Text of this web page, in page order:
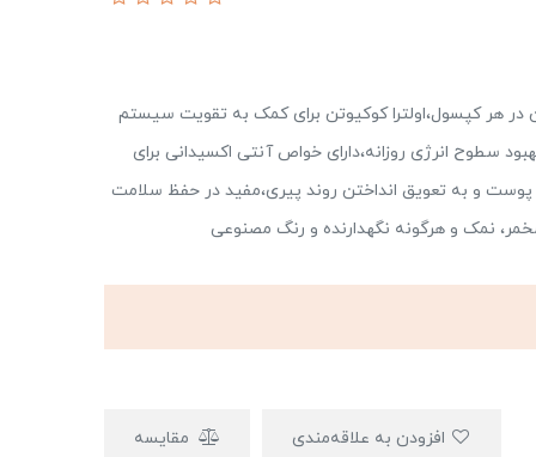
گرم کوآنزیم کیوتن در هر کپسول،اولترا کوکیوتن برای کمک به تقویت سیستم
سطوح انرژی روزانه،دارای خواص آنتی اکسیدانی برای
پوست و به تعویق انداختن روند پیری،مفید در حفظ سلامت
مقایسه